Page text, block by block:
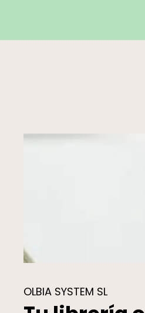
OLBIA SYSTEM SL